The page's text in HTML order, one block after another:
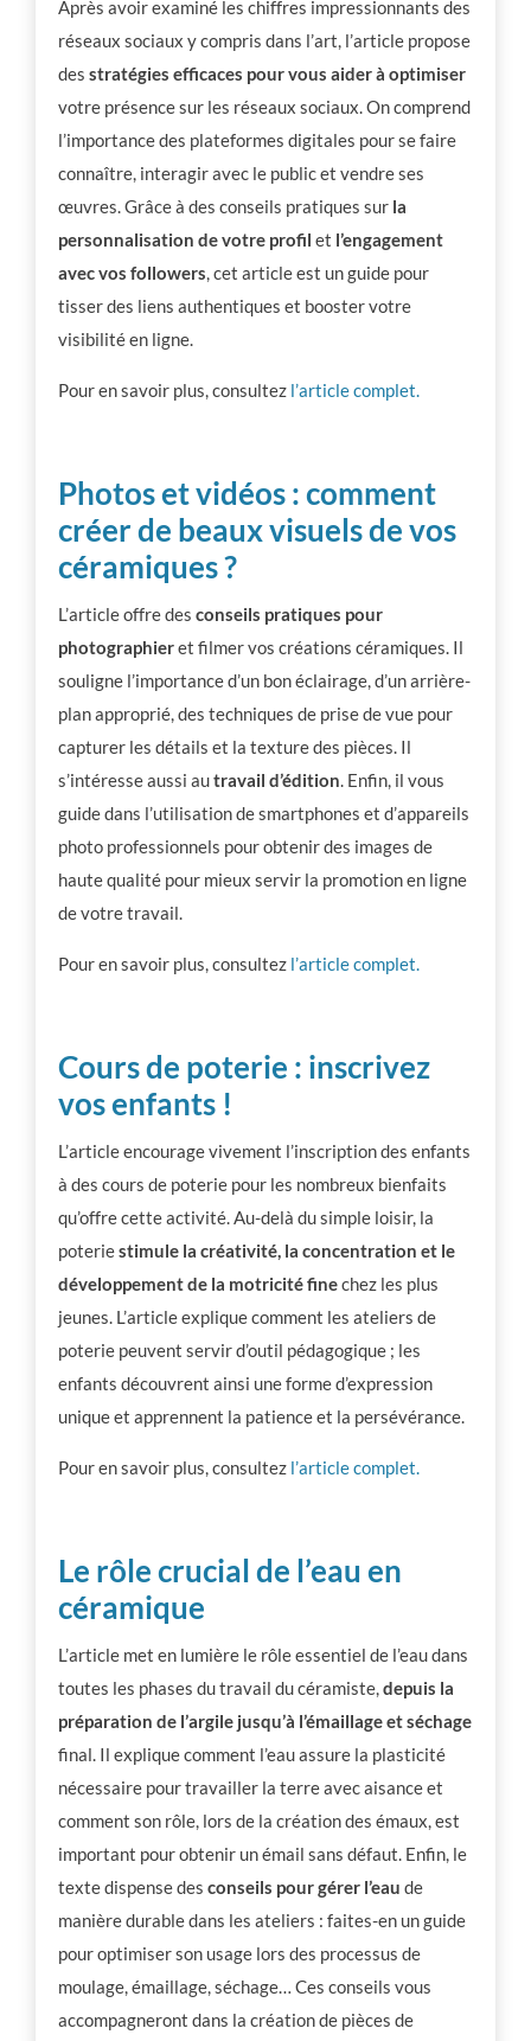
Après avoir examiné les chiffres impressionnants des
réseaux sociaux y compris dans l’art, l’article propose
desstratégies efficaces pour vous aider à optimiser
votre présence sur les réseaux sociaux. On comprend
l’importance des plateformes digitales pour se faire
connaître, interagir avec le public et vendre ses
œuvres. Grâce à des conseils pratiques sur la
personnalisation de votre profil et l’engagement
avec vos followers, cet article est un guide pour
tisser des liens authentiques et booster votre
visibilité en ligne.
Pour en savoir plus, consultez l’article complet.
Photos et vidéos : comment
créer de beaux visuels de vos
céramiques ?
L’article offre desconseils pratiques pour
photographieret filmer vos créations céramiques. Il
souligne l’importance d’un bon éclairage, d’un arrière-
plan approprié, des techniques de prise de vue pour
capturer les détails et la texture des pièces. Il
s’intéresse aussi autravail d’édition. Enfin, il vous
guide dans l’utilisation de smartphones et d’appareils
photo professionnels pour obtenir des images de
haute qualité pour mieux servir la promotion en ligne
de votre travail.
Pour en savoir plus, consultez l’article complet.
Cours de poterie : inscrivez
vos enfants !
L’article encourage vivement l’inscription des enfants
à des cours de poterie pour les nombreux bienfaits
qu’offre cette activité. Au-delà du simple loisir, la
poteriestimule la créativité, la concentration et le
développement de la motricité finechez les plus
jeunes. L’article explique comment les ateliers de
poterie peuvent servir d’outil pédagogique ; les
enfants découvrent ainsi une forme d’expression
unique et apprennent la patience et la persévérance.
Pour en savoir plus, consultez l’article complet.
Le rôle crucial de l’eau en
céramique
L’article met en lumière le rôle essentiel de l’eau dans
toutes les phases du travail du céramiste,depuis la
préparation de l’argile jusqu’à l’émaillage et séchage
final. Il explique comment l’eau assure la plasticité
nécessaire pour travailler la terre avec aisance et
comment son rôle, lors de la création des émaux, est
important pour obtenir un émail sans défaut. Enfin, le
texte dispense desconseils pour gérer l’eau de
manière durable dans les ateliers : faites-en un guide
pour optimiser son usage lors des processus de
moulage, émaillage, séchage… Ces conseils vous
accompagneront dans la création de pièces de